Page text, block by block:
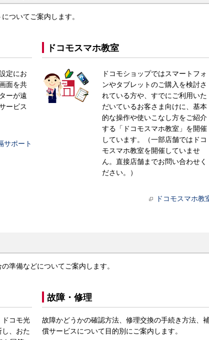
ついてご案内します。
定にお
面を共
ーが遠
ービス
サポート
ドコモスマホ教室
ドコモショップではスマートフォ
ンやタブレットのご購入を検討さ
れている方や、すでにご利用いた
だいているお客さま向けに、基本
的な操作や使いこなし方をご紹介
する「ドコモスマホ教室」を開催
しています。（一部店舗ではドコ
モスマホ教室を開催していませ
ん。直接店舗までお問い合わせく
ださい。）
ドコモスマホ教
準備などについてご案内します。
ドコモ光
、おた
故障・修理
故障かどうかの確認方法、修理交換の手続き方法、
償サービスについて目的別にご案内します。